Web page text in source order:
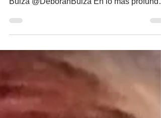
te cuente (otra vez) un cuento Por Déborah
Buiza @DeborahBuiza En lo más profundo
su capacidad para escuchar el murmullo de
las hojas y su gran empatía. Silvestre era
gran compañero, siempre cortés con todos
lugar para vivir. Sin embargo, en las últimas